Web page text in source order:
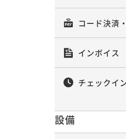
コード決済
インボイス
チェックイ
設備